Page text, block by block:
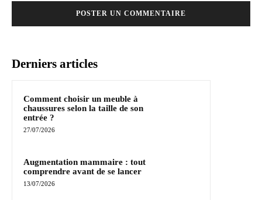
Derniers articles
Comment choisir un meuble à
chaussures selon la taille de son
entrée ?
27/07/2026
Augmentation mammaire : tout
comprendre avant de se lancer
13/07/2026